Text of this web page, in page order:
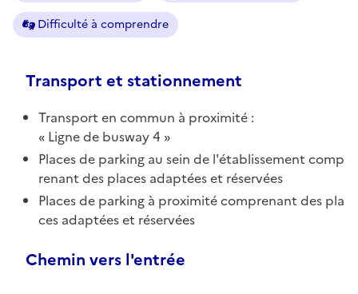
Difficulté à comprendre
Transport et stationnement
Transport en commun à proximité :
Ligne de busway 4
Places de parking au sein de l'établissement comp
renant des places adaptées et réservées
Places de parking à proximité comprenant des pla
ces adaptées et réservées
Chemin vers l'entrée